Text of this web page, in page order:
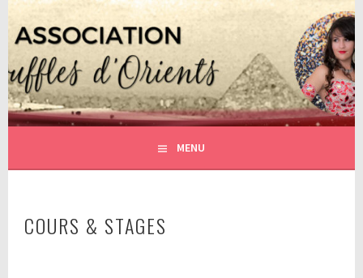
Aller
au
contenu
principalASSOCIATION SOUFFLES
D'ORIENTS
DANSE ORIENTALE AVEC SALOMÉ BENSLAMA
MENU
COURS & STAGES